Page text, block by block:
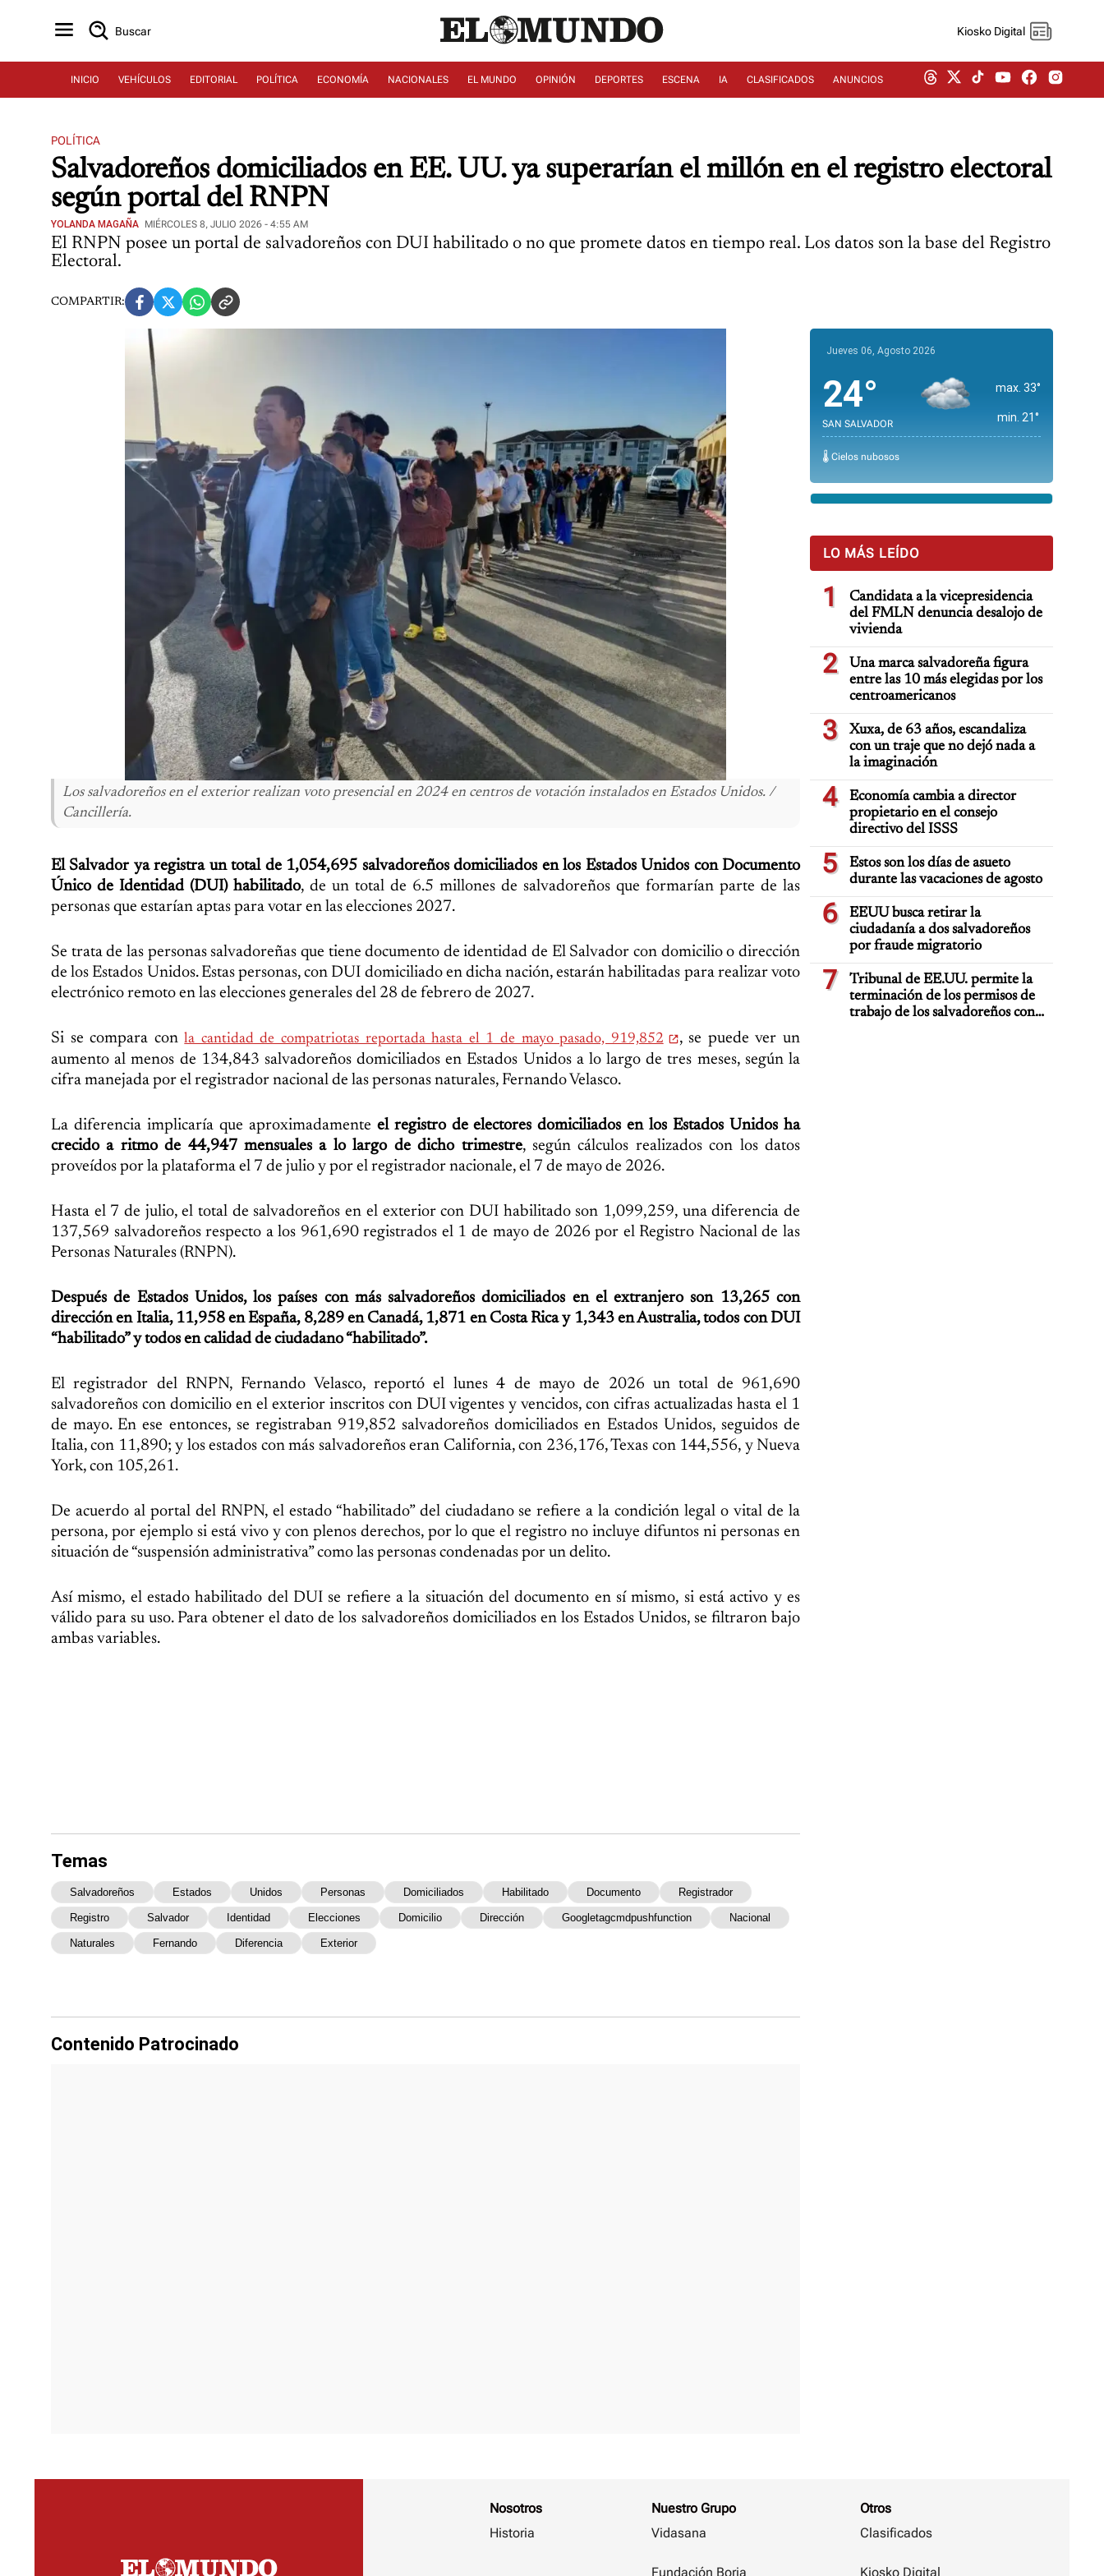
Buscar Kiosko Digital
INICIO VEHÍCULOS EDITORIAL POLÍTICA ECONOMÍA NACIONALES EL MUNDO OPINIÓN DEPORTES ESCENA IA CLASIFICADOS ANUNCIOS
POLÍTICA
Salvadoreños domiciliados en EE. UU. ya superarían el millón en el registro electoral
según portal del RNPN
YOLANDA MAGAÑA MIÉRCOLES 8, JULIO 2026 - 4:55 AM
El RNPN posee un portal de salvadoreños con DUI habilitado o no que promete datos en tiempo real. Los datos son la base del Registro
Electoral.
COMPARTIR:
Los salvadoreños en el exterior realizan voto presencial en 2024 en centros de votación instalados en Estados Unidos. /
Cancillería.
El Salvador ya registra un total de 1,054,695 salvadoreños domiciliados en los Estados Unidos con Documento
Único de Identidad (DUI) habilitado, de un total de 6.5 millones de salvadoreños que formarían parte de las
personas que estarían aptas para votar en las elecciones 2027.
Se trata de las personas salvadoreñas que tiene documento de identidad de El Salvador con domicilio o dirección
de los Estados Unidos. Estas personas, con DUI domiciliado en dicha nación, estarán habilitadas para realizar voto
electrónico remoto en las elecciones generales del 28 de febrero de 2027.
Si se compara conla cantidad de compatriotas reportada hasta el 1 de mayo pasado, 919,852
, se puede ver un
aumento al menos de 134,843 salvadoreños domiciliados en Estados Unidos a lo largo de tres meses, según la
cifra manejada por el registrador nacional de las personas naturales, Fernando Velasco.
La diferencia implicaría que aproximadamente el registro de electores domiciliados en los Estados Unidos ha
crecido a ritmo de 44,947 mensuales a lo largo de dicho trimestre, según cálculos realizados con los datos
proveídos por la plataforma el 7 de julio y por el registrador nacionale, el 7 de mayo de 2026.
Hasta el 7 de julio, el total de salvadoreños en el exterior con DUI habilitado son 1,099,259, una diferencia de
137,569 salvadoreños respecto a los 961,690 registrados el 1 de mayo de 2026 por el Registro Nacional de las
Personas Naturales (RNPN).
Después de Estados Unidos, los países con más salvadoreños domiciliados en el extranjero son 13,265 con
dirección en Italia, 11,958 en España, 8,289 en Canadá, 1,871 en Costa Rica y 1,343 en Australia, todos con DUI
“habilitado” y todos en calidad de ciudadano “habilitado”.
El registrador del RNPN, Fernando Velasco, reportó el lunes 4 de mayo de 2026 un total de 961,690
salvadoreños con domicilio en el exterior inscritos con DUI vigentes y vencidos, con cifras actualizadas hasta el 1
de mayo. En ese entonces, se registraban 919,852 salvadoreños domiciliados en Estados Unidos, seguidos de
Italia, con 11,890; y los estados con más salvadoreños eran California, con 236,176, Texas con 144,556, y Nueva
York, con 105,261.
De acuerdo al portal del RNPN, el estado “habilitado” del ciudadano se refiere a la condición legal o vital de la
persona, por ejemplo si está vivo y con plenos derechos, por lo que el registro no incluye difuntos ni personas en
situación de “suspensión administrativa” como las personas condenadas por un delito.
Así mismo, el estado habilitado del DUI se refiere a la situación del documento en sí mismo, si está activo y es
válido para su uso. Para obtener el dato de los salvadoreños domiciliados en los Estados Unidos, se filtraron bajo
ambas variables.
Temas
Salvadoreños Estados Unidos Personas Domiciliados Habilitado Documento Registrador
Registro Salvador Identidad Elecciones Domicilio Dirección Googletagcmdpushfunction Nacional
Naturales Fernando Diferencia Exterior
Contenido Patrocinado
Jueves 06, Agosto 2026
24°
SAN SALVADOR
max. 33°
min. 21°
🌡️ Cielos nubosos
LO MÁS LEÍDO
1
Candidata a la vicepresidencia
del FMLN denuncia desalojo de
vivienda
2
Una marca salvadoreña figura
entre las 10 más elegidas por los
centroamericanos
3
Xuxa, de 63 años, escandaliza
con un traje que no dejó nada a
la imaginación
4
Economía cambia a director
propietario en el consejo
directivo del ISSS
5
Estos son los días de asueto
durante las vacaciones de agosto
6
EEUU busca retirar la
ciudadanía a dos salvadoreños
por fraude migratorio
7
Tribunal de EE.UU. permite la
terminación de los permisos de
trabajo de los salvadoreños con
Nosotros
Historia
Nuestro Grupo
Vidasana
Fundación Borja
Otros
Clasificados
Kiosko Digital